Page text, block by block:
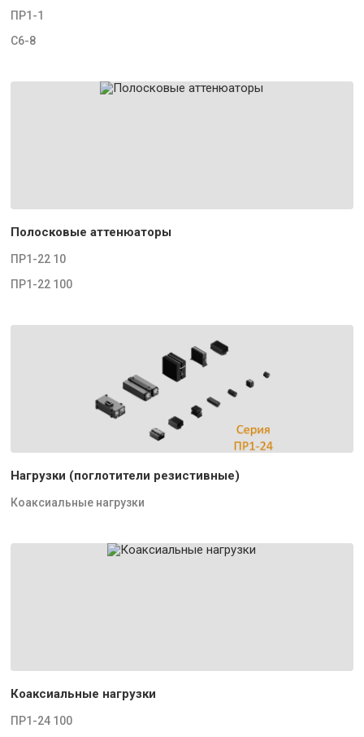
ПР1-1
С6-8
Полосковые аттенюаторы
ПР1-22 10
ПР1-22 100
Нагрузки (поглотители резистивные)
Коаксиальные нагрузки
Коаксиальные нагрузки
ПР1-24 100